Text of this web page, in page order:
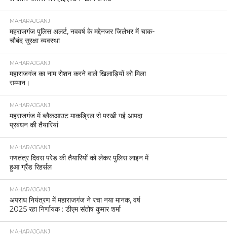
MAHARAJGANJ
महराजगंज पुलिस अलर्ट, नववर्ष के मद्देनजर जिलेभर में चाक-
चौबंद सुरक्षा व्यवस्था
MAHARAJGANJ
महाराजगंज का नाम रोशन करने वाले खिलाड़ियों को मिला
सम्मान।
MAHARAJGANJ
महराजगंज में ब्लैकआउट माकड्रिल से परखी गई आपदा
प्रबंधन की तैयारियां
MAHARAJGANJ
गणतंत्र दिवस परेड की तैयारियों को लेकर पुलिस लाइन में
हुआ ग्रैंड रिहर्सल
MAHARAJGANJ
अपराध नियंत्रण में महाराजगंज ने रचा नया मानक, वर्ष
2025 रहा निर्णायक : डीएम संतोष कुमार शर्मा
MAHARAJGANJ